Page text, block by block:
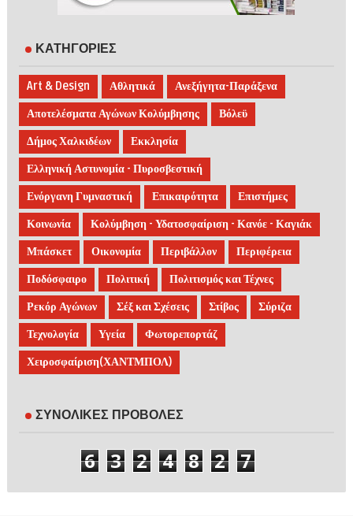
ΚΑΤΗΓΟΡΙΕΣ
Art & Design Αθλητικά Ανεξήγητα-Παράξενα
Αποτελέσματα Αγώνων Κολύμβησης Βόλεϋ
Δήμος Χαλκιδέων Εκκλησία
Ελληνική Αστυνομία - Πυροσβεστική
Ενόργανη Γυμναστική Επικαιρότητα Επιστήμες
Κοινωνία Κολύμβηση - Υδατοσφαίριση - Κανόε - Καγιάκ
Μπάσκετ Οικονομία Περιβάλλον Περιφέρεια
Ποδόσφαιρο Πολιτική Πολιτισμός και Τέχνες
Ρεκόρ Αγώνων Σέξ και Σχέσεις Στίβος Σύριζα
Τεχνολογία Υγεία Φωτορεπορτάζ
Χειροσφαίριση(ΧΑΝΤΜΠΟΛ)
ΣΥΝΟΛΙΚΕΣ ΠΡΟΒΟΛΕΣ
6 3 2 4 8 2 7